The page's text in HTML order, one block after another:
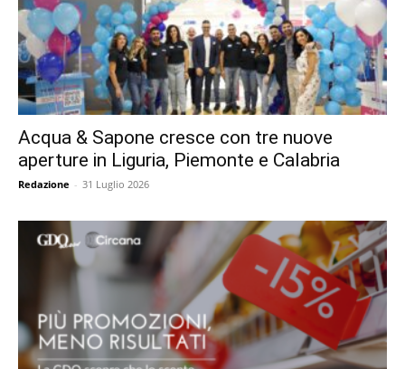
Acqua & Sapone cresce con tre nuove
aperture in Liguria, Piemonte e Calabria
Redazione - 31 Luglio 2026